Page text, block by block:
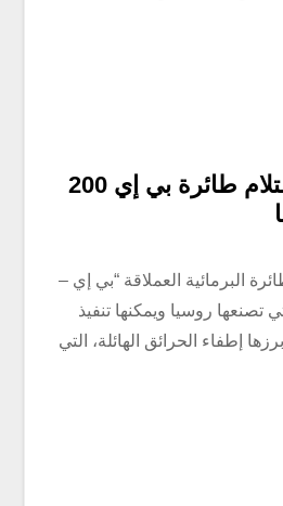
الجزائر تستعد لاستلام طائرة بي إي 200
البرمائية العملاقة “بي إي –
تصنعها روسيا ويمكنها تنفيذ
إطفاء الحرائق الهائلة، التي